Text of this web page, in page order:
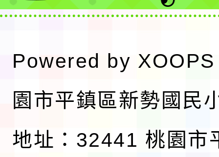
Powered by XOOPS
園市平鎮區新勢國民
地址：32441 桃園市